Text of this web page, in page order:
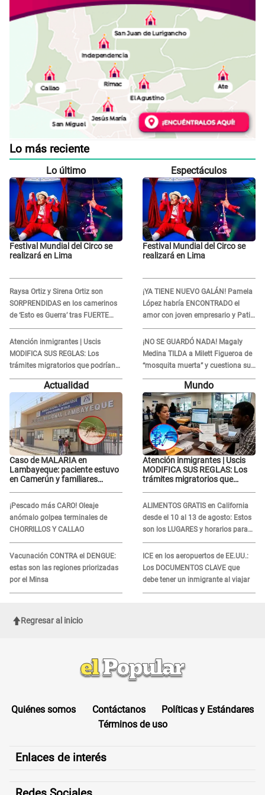
Lo más reciente
Lo último
Festival Mundial del Circo se
realizará en Lima
Raysa Ortiz y Sirena Ortiz son
SORPRENDIDAS en los camerinos
de ‘Esto es Guerra’ tras FUERTE
ENFRENTAMIENTO con Gabriel
Moisés: “Gracias”
Atención inmigrantes | Uscis
MODIFICA SUS REGLAS: Los
trámites migratorios que podrían
necesitar tu prueba de ADN
Espectáculos
Festival Mundial del Circo se
realizará en Lima
¡YA TIENE NUEVO GALÁN! Pamela
López habría ENCONTRADO el
amor con joven empresario y Pati
Lorena la ECHA en VIVO
¡NO SE GUARDÓ NADA! Magaly
Medina TILDA a Milett Figueroa de
“mosquita muerta” y cuestiona su
RECONCILIACIÓN con Marcelo
Tinelli en TV argentina
Actualidad
Caso de MALARIA en
Lambayeque: paciente estuvo
en Camerún y familiares
¡Pescado más CARO! Oleaje
anómalo golpea terminales de
CHORRILLOS Y CALLAO
Vacunación CONTRA el DENGUE:
estas son las regiones priorizadas
por el Minsa
Mundo
Atención inmigrantes | Uscis
MODIFICA SUS REGLAS: Los
trámites migratorios que
ALIMENTOS GRATIS en California
desde el 10 al 13 de agosto: Estos
son los LUGARES y horarios para
recibir la ayuda
ICE en los aeropuertos de EE.UU.:
Los DOCUMENTOS CLAVE que
debe tener un inmigrante al viajar
Regresar al inicio
Quiénes somos Contáctanos
Políticas y Estándares
Términos de uso
Enlaces de interés